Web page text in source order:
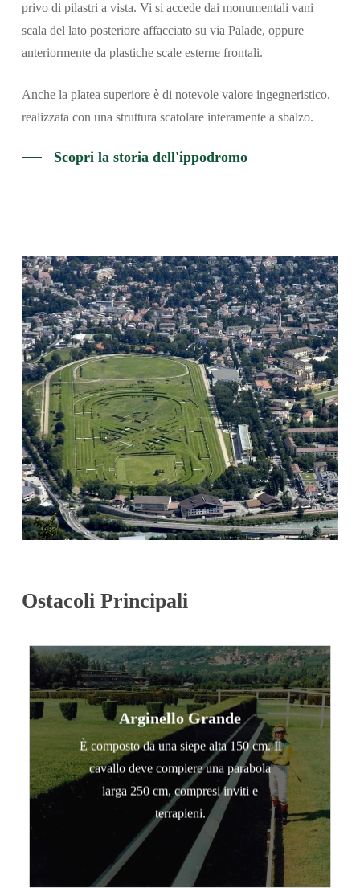
privo di pilastri a vista. Vi si accede dai monumentali vani
scala del lato posteriore affacciato su via Palade, oppure
anteriormente da plastiche scale esterne frontali.
Anche la platea superiore è di notevole valore ingegneristico,
realizzata con una struttura scatolare interamente a sbalzo.
Scopri la storia dell'ippodromo
Ostacoli Principali
Arginello Grande
È composto da una siepe alta 150 cm. Il
cavallo deve compiere una parabola
larga 250 cm, compresi inviti e
terrapieni.